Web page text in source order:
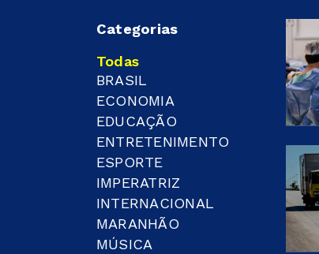
Categorias
Todas
BRASIL
ECONOMIA
EDUCAÇÃO
ENTRETENIMENTO
ESPORTE
IMPERATRIZ
INTERNACIONAL
MARANHÃO
MÚSICA